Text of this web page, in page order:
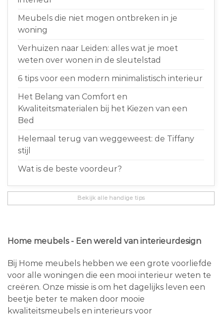
Meubels die niet mogen ontbreken in je
woning
Verhuizen naar Leiden: alles wat je moet
weten over wonen in de sleutelstad
6 tips voor een modern minimalistisch interieur
Het Belang van Comfort en
Kwaliteitsmaterialen bij het Kiezen van een
Bed
Helemaal terug van weggeweest: de Tiffany
stijl
Wat is de beste voordeur?
Bekijk alle handige tips
Home meubels - Een wereld van interieurdesign
Bij Home meubels hebben we een grote voorliefde
voor alle woningen die een mooi interieur weten te
creëren. Onze missie is om het dagelijks leven een
beetje beter te maken door mooie
kwaliteitsmeubels en interieurs voor